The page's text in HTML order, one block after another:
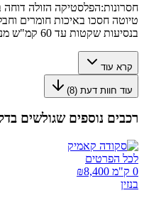
חסרונות:
טיוטה חסכו באיכות חומרים
בנסיעות שקטות עד 60 קמ"ש מנוע ותיבת הילוכים רועשים מאוד.
קרא עוד
עוד חוות דעת (8
)
רכבים נוספים שגולשים
לכל הפרטים
0 ק"מ ₪
8,400
בנזין